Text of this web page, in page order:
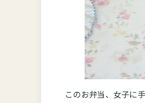
このお弁当、女子に